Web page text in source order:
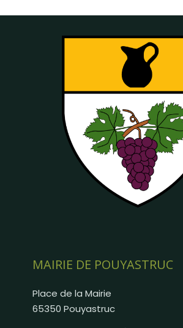
MAIRIE DE POUYASTRUC
Place de la Mairie
65350 Pouyastruc